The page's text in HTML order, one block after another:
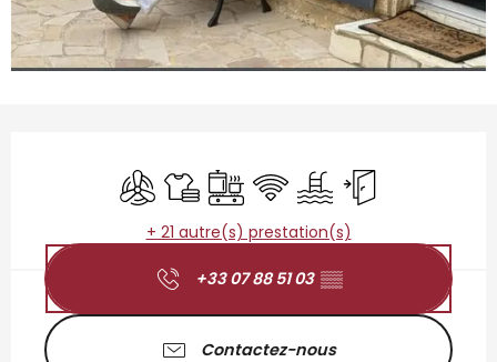
Air conditionné
Draps et linge
Plaque de cuisson
WiFi PiscineEntrée
+ 21 autre(s) prestation(s)
+33 07 88 51 03 ▒▒
Contactez-nous